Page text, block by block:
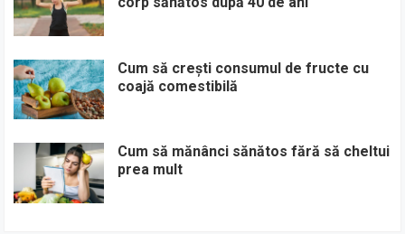
Cum să crești consumul de fructe cu
coajă comestibilă
Cum să mănânci sănătos fără să cheltui
prea mult